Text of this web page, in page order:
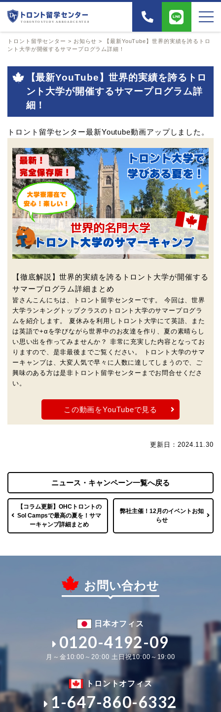
トロント留学センター > お知らせ >
【最新YouTube】世界的実績を誇るトロ
ント大学が開催するサマープログラム詳細！
【最新YouTube】世界的実績を誇るトロ
ント大学が開催するサマープログラム詳
細！
トロント留学センター最新Youtube動画アップしました。
【徹底解説】世界的実績を誇るトロント大学が開催する
サマープログラム詳細まとめ
皆さんこんにちは、トロント留学センターです。 今回は、世界
大学ランキングトップクラスのトロント大学のサマープログラ
ムを紹介します。 夏休みを利用しトロント大学にて英語、また
は英語で+αを学びながら世界中のお友達を作り、夏の素晴らし
い思い出を作ってみませんか？ 非常に充実した内容となってお
りますので、是非最後までご覧ください。 トロント大学のサマ
ーキャンプは、大変人気で早々に人数に達してしまうので、ご
興味のある方は是非トロント留学センターまでお問合せくださ
い。
この動画をYouTubeで見る
更新日：2024.11.30
【コラム更新】OHCトロントの
Sol Campsで最高の夏を！サマ
ーキャンプ詳細まとめ
ニュース・キャンペーン一覧へ戻る
弊社主催！12月のイベントお知
らせ
お問い合わせ
日本オフィス
0120-4192-09
月～金10:00～20:00 土日祝10:00～19:00
トロントオフィス
1-647-860-6332